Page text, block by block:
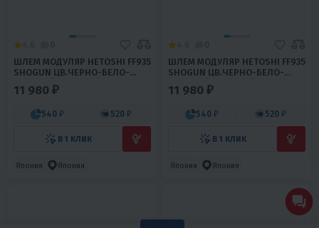
ШЛЕМ МОДУЛЯР HETOSHI FF935
SHOGUN ЦВ.ЧЕРНО-БЕЛО-
ЗОЛОТОЙ МАТОВЫЙ Р.L
11 980 ₽
540 ₽ 520 ₽
В 1 КЛИК
Япония Япония
ШЛЕМ МОДУЛЯР HETOSHI FF935
SHOGUN ЦВ.ЧЕРНО-БЕЛО-
ЗОЛОТОЙ МАТОВЫЙ Р.XL
11 980 ₽
540 ₽ 520 ₽
В 1 КЛИК
Япония Япония